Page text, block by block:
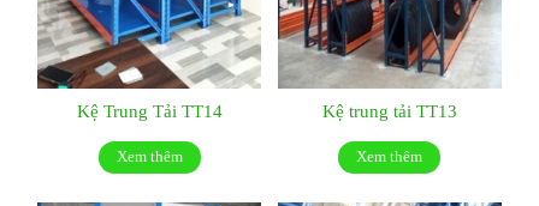
Kệ Trung Tải TT14
Xem thêm
Kệ trung tải TT13
Xem thêm